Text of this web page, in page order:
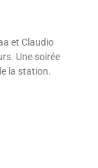
et Claudio
Une soirée
la station.